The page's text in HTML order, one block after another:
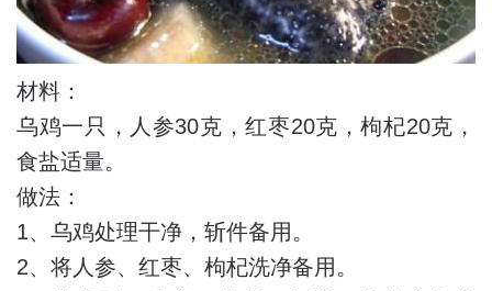
材料：
乌鸡一只，人参30克，红枣20克，枸杞20克，
食盐适量。
做法：
1、乌鸡处理干净，斩件备用。
2、将人参、红枣、枸杞洗净备用。